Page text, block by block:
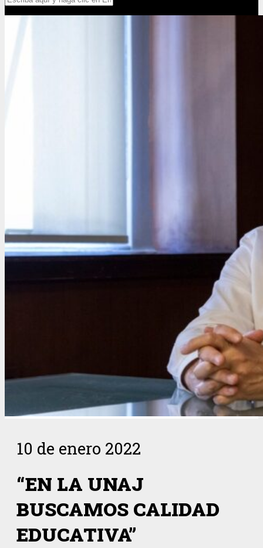
10 de enero 2022
“EN LA UNAJ
BUSCAMOS CALIDAD
EDUCATIVA”